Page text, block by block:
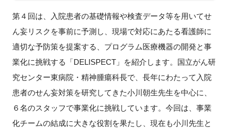
閉じる
第４回は、入院患者の基礎情報や検査データ等を用いてせ
ん妄リスクを事前に予測し、現場で対応にあたる看護師に
適切な予防策を提案する、プログラム医療機器の開発と事
業化に挑戦する「DELISPECT」を紹介します。国立がん研
究センター東病院・精神腫瘍科長で、長年にわたって入院
患者のせん妄対策を研究してきた小川朝生先生を中心に、
６名のスタッフで事業化に挑戦しています。今回は、事業
化チームの結成に大きな役割を果たし、現在も小川先生と